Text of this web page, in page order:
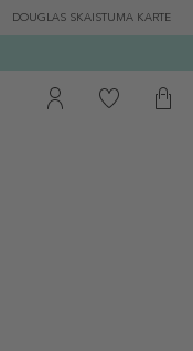
DOUGLAS SKAISTUMA KARTE